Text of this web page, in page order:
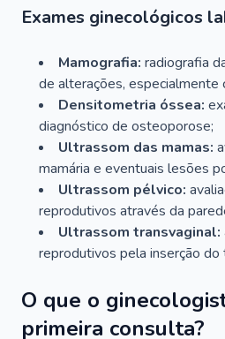
Exames ginecológicos
Mamografia: radiografia
de alterações, especialmente
Densitometria óssea:
diagnóstico de osteoporose;
Ultrassom das mamas:
mamária e eventuais lesões
Ultrassom pélvico:
reprodutivos através da
Ultrassom transvaginal:
reprodutivos pela inserção do
O que o
primeira consulta?